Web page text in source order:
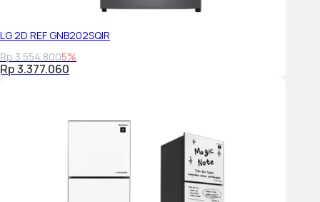
LG 2D REF GNB202SQIR
Rp 3.554.8005%
Rp 3.377.060